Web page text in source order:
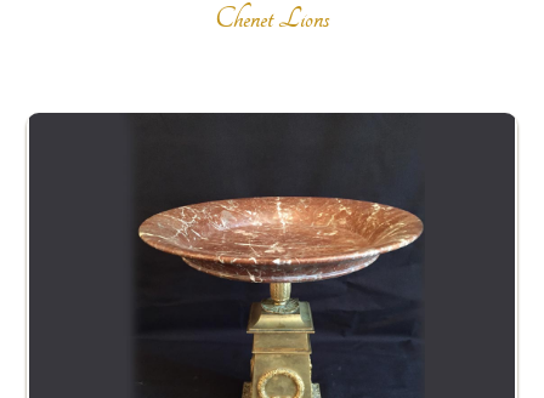
Chenet Lions